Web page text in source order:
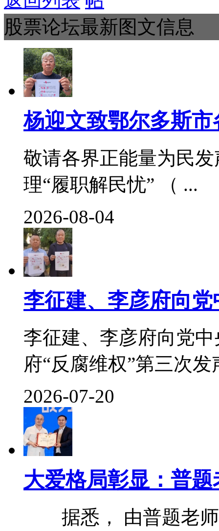
股票论坛最新图文信息
杨迎文致鄂尔多斯
敬请各界正能量为民
理“履职解民忧” （ ...
2026-08-04
李征建、李彦府向
李征建、李彦府向党
府“反腐维权”第三次发
2026-07-20
大爱格局彰显：普
据悉， 由普题老师